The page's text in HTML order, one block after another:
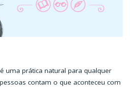
uma prática natural para qualquer
contam o que aconteceu com